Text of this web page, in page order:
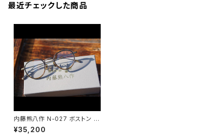
最近チェックした商品
内藤熊八作 N-027 ボストン イ
ンナーリム メガネ
¥35,200